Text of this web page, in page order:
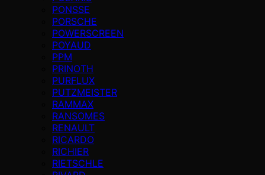
PONSSE
PORSCHE
POWERSCREEN
POYAUD
PPM
PRINOTH
PURFLUX
PUTZMEISTER
RAMMAX
RANSOMES
RENAULT
RICARDO
RICHIER
RIETSCHLE